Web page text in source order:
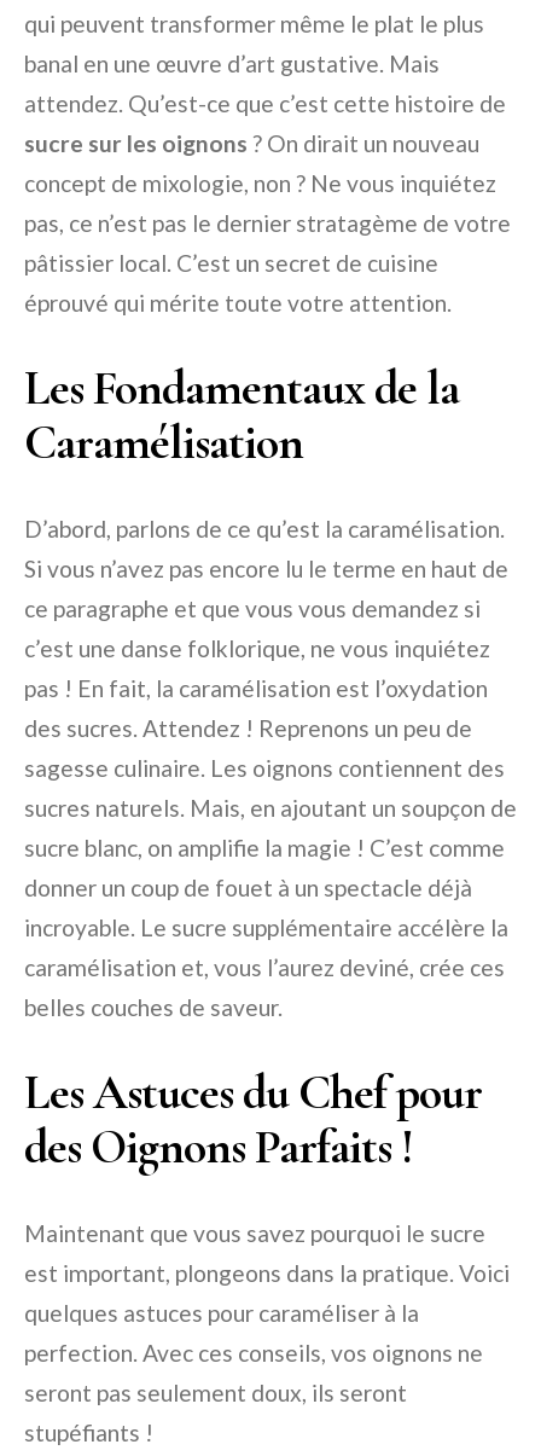
qui peuvent transformer même le plat le plus
banal en une œuvre d’art gustative. Mais
attendez. Qu’est-ce que c’est cette histoire de
sucre sur les oignons ? On dirait un nouveau
concept de mixologie, non ? Ne vous inquiétez
pas, ce n’est pas le dernier stratagème de votre
pâtissier local. C’est un secret de cuisine
éprouvé qui mérite toute votre attention.
Les Fondamentaux de la
Caramélisation
D’abord, parlons de ce qu’est la caramélisation.
Si vous n’avez pas encore lu le terme en haut de
ce paragraphe et que vous vous demandez si
c’est une danse folklorique, ne vous inquiétez
pas ! En fait, la caramélisation est l’oxydation
des sucres. Attendez ! Reprenons un peu de
sagesse culinaire. Les oignons contiennent des
sucres naturels. Mais, en ajoutant un soupçon de
sucre blanc, on amplifie la magie ! C’est comme
donner un coup de fouet à un spectacle déjà
incroyable. Le sucre supplémentaire accélère la
caramélisation et, vous l’aurez deviné, crée ces
belles couches de saveur.
Les Astuces du Chef pour
des Oignons Parfaits !
Maintenant que vous savez pourquoi le sucre
est important, plongeons dans la pratique. Voici
quelques astuces pour caraméliser à la
perfection. Avec ces conseils, vos oignons ne
seront pas seulement doux, ils seront
stupéfiants !